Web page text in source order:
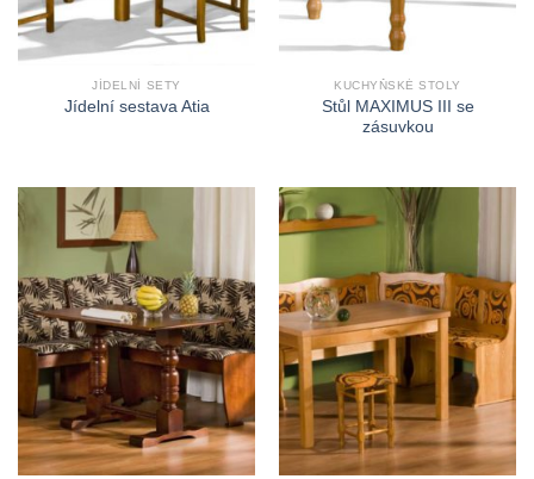
JÍDELNÍ SETY
Jídelní sestava Atia
KUCHYŇSKÉ STOLY
Stůl MAXIMUS III se
zásuvkou